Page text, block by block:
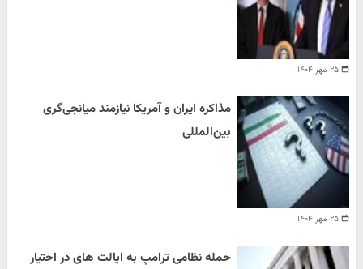
۲۵ مهر ۱۴۰۴
۲۵ مهر ۱۴۰۴
مذاکره ایران و آمریکا نیازمند میانجی‌گری
بین‌المللی
حمله نظامی ترامپ به ایالت های در اختیار